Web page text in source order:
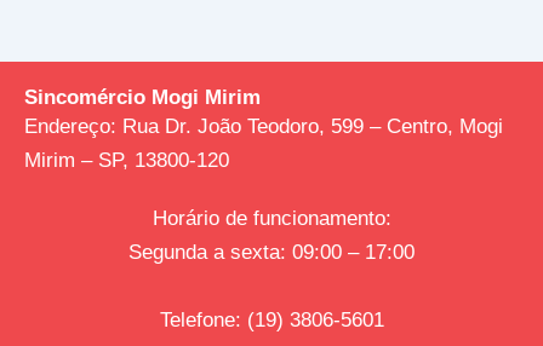
Sincomércio Mogi Mirim
Endereço: Rua Dr. João Teodoro, 599 – Centro, Mogi
Mirim – SP, 13800-120
Horário de funcionamento:
Segunda a sexta: 09:00 – 17:00
Telefone: (19) 3806-5601